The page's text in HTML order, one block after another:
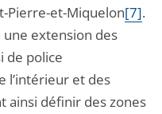
Pierre-et-Miquelon[7].
extension des
de police
l’intérieur et des
ainsi définir des zones